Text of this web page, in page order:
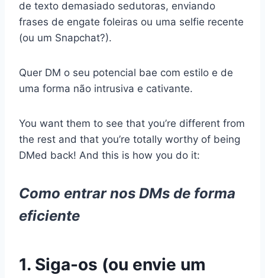
de texto demasiado sedutoras, enviando
frases de engate foleiras ou uma selfie recente
(ou um Snapchat?).
Quer DM o seu potencial bae com estilo e de
uma forma não intrusiva e cativante.
You want them to see that you’re different from
the rest and that you’re totally worthy of being
DMed back! And this is how you do it:
Como entrar nos DMs de forma
eficiente
1. Siga-os (ou envie um